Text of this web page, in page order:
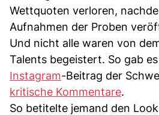
Wettquoten verloren,
Aufnahmen der Proben
Und nicht alle waren von
Talents begeistert. So gab
Instagram-Beitrag der
kritische Kommentare.
So betitelte jemand den